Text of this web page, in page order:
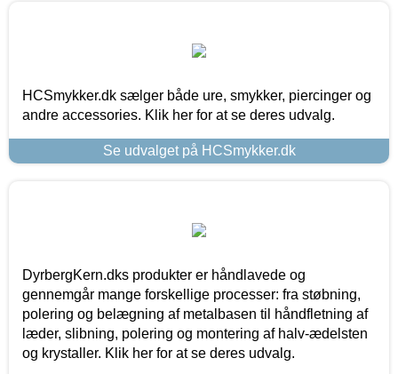
HCSmykker.dk sælger både ure, smykker, piercinger og
andre accessories. Klik her for at se deres udvalg.
Se udvalget på HCSmykker.dk
DyrbergKern.dks produkter er håndlavede og
gennemgår mange forskellige processer: fra støbning,
polering og belægning af metalbasen til håndfletning af
læder, slibning, polering og montering af halv-ædelsten
og krystaller. Klik her for at se deres udvalg.